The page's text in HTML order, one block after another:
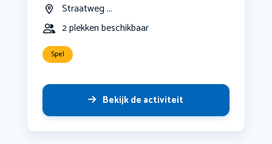
Straatweg ...
2 plekken beschikbaar
Spel
Bekijk de activiteit